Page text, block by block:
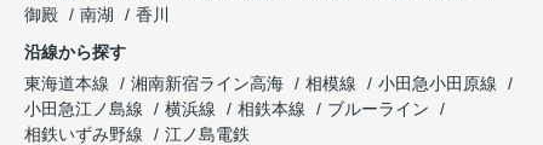
御殿
南湖
香川
沿線から探す
東海道本線
湘南新宿ライン高海 相模線
小田急小田原線
小田急江ノ島線
横浜線 相鉄本線
ブルーライン
相鉄いずみ野線
江ノ島電鉄